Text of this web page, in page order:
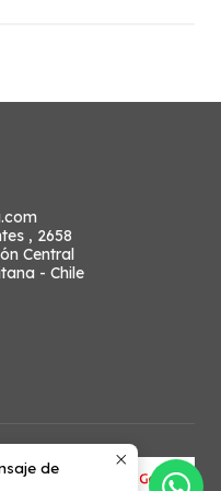
, 2658
Central
- Chile
de